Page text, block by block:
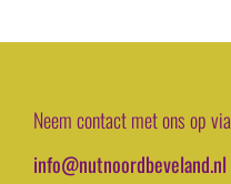
Neem contact met ons op
info@nutnoordbeveland.nl